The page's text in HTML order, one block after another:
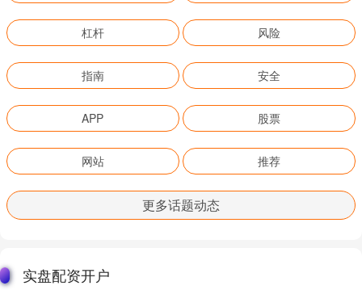
杠杆 风险
指南 安全
APP 股票
网站 推荐
更多话题动态
实盘配资开户